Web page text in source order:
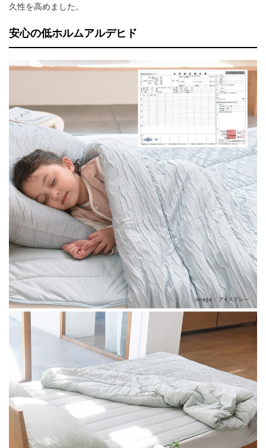
久性を高めました。
安心の低ホルムアルデヒド